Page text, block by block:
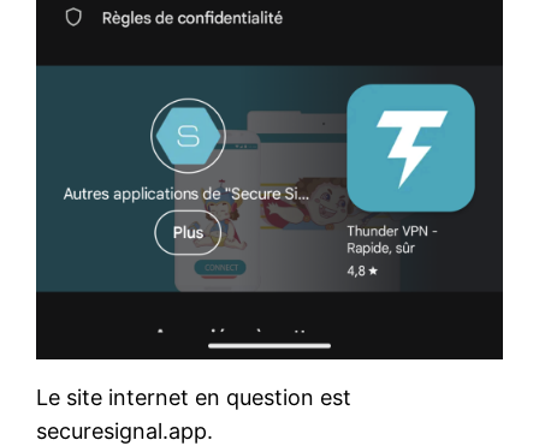
Le site internet en question est
securesignal.app.